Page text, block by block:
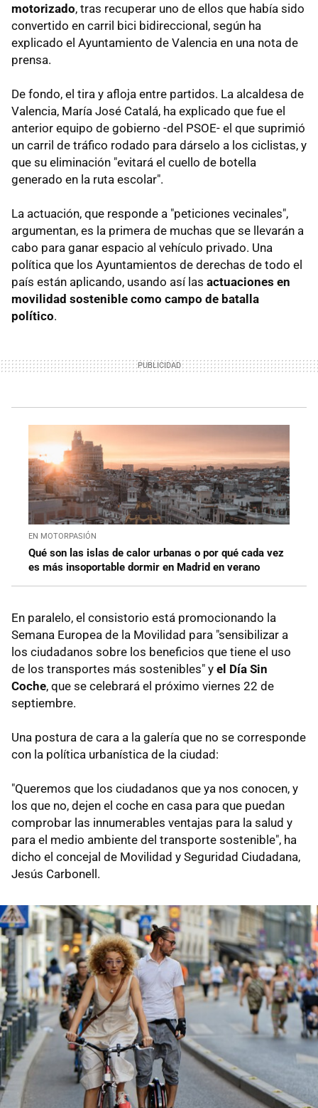
motorizado, tras recuperar uno de ellos que había sido
convertido en carril bici bidireccional, según ha
explicado el Ayuntamiento de Valencia en una nota de
prensa.
De fondo, el tira y afloja entre partidos. La alcaldesa de
Valencia, María José Catalá, ha explicado que fue el
anterior equipo de gobierno -del PSOE- el que suprimió
un carril de tráfico rodado para dárselo a los ciclistas, y
que su eliminación "evitará el cuello de botella
generado en la ruta escolar".
La actuación, que responde a "peticiones vecinales",
argumentan, es la primera de muchas que se llevarán a
cabo para ganar espacio al vehículo privado. Una
política que los Ayuntamientos de derechas de todo el
país están aplicando, usando así las actuaciones en
movilidad sostenible como campo de batalla
político.
EN MOTORPASIÓN
Qué son las islas de calor urbanas o por qué cada vez
es más insoportable dormir en Madrid en verano
En paralelo, el consistorio está promocionando la
Semana Europea de la Movilidad para "sensibilizar a
los ciudadanos sobre los beneficios que tiene el uso
de los transportes más sostenibles" y el Día Sin
Coche, que se celebrará el próximo viernes 22 de
septiembre.
Una postura de cara a la galería que no se corresponde
con la política urbanística de la ciudad:
"Queremos que los ciudadanos que ya nos conocen, y
los que no, dejen el coche en casa para que puedan
comprobar las innumerables ventajas para la salud y
para el medio ambiente del transporte sostenible", ha
dicho el concejal de Movilidad y Seguridad Ciudadana,
Jesús Carbonell.